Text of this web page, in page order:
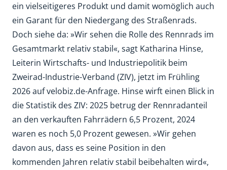
ein vielseitigeres Produkt und damit womöglich auch
ein Garant für den Niedergang des Straßenrads.
Doch siehe da: »Wir sehen die Rolle des Rennrads im
Gesamtmarkt relativ stabil«, sagt Katharina Hinse,
Leiterin Wirtschafts- und Industriepolitik beim
Zweirad-Industrie-Verband (ZIV), jetzt im Frühling
2026 auf velobiz.de-Anfrage. Hinse wirft einen Blick in
die Statistik des ZIV: 2025 betrug der Rennradanteil
an den verkauften Fahrrädern 6,5 Prozent, 2024
waren es noch 5,0 Prozent gewesen. »Wir gehen
davon aus, dass es seine Position in den
kommenden Jahren relativ stabil beibehalten wird«,